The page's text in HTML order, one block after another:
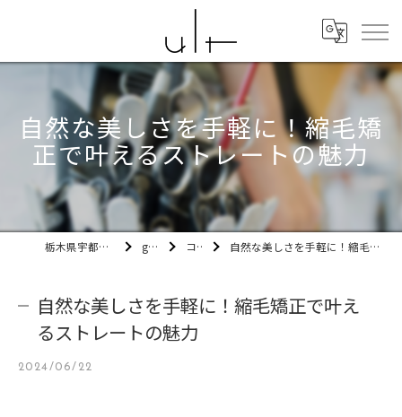
自然な美しさを手軽に！縮毛矯
正で叶えるストレートの魅力
栃木県宇都宮市の美容室ult gallery コラム 自然な美しさを手軽に！縮毛矯正で叶えるストレートの魅力
自然な美しさを手軽に！縮毛矯正で叶え
るストレートの魅力
2024/06/22